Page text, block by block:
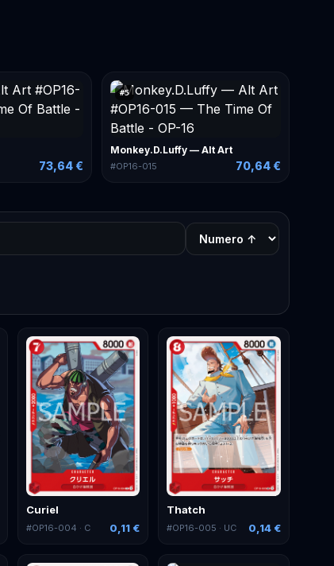
73,64 €
#5
Monkey.D.Luffy — Alt Art
#OP16-015 70,64 €
Curiel
#OP16-004 · C 0,11 €
Thatch
#OP16-005 · UC 0,14 €